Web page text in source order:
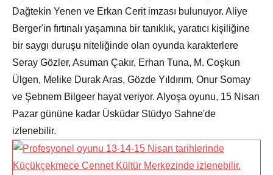
Dağtekin Yenen ve Erkan Cerit imzası bulunuyor. Aliye
Berger'in fırtınalı yaşamına bir tanıklık, yaratıcı kişiliğine
bir saygı duruşu niteliğinde olan oyunda karakterlere
Seray Gözler, Asuman Çakır, Erhan Tuna, M. Coşkun
Ülgen, Melike Durak Aras, Gözde Yıldırım, Onur Somay
ve Şebnem Bilgeer hayat veriyor. Alyoşa oyunu, 15 Nisan
Pazar gününe kadar Üsküdar Stüdyo Sahne'de
izlenebilir.